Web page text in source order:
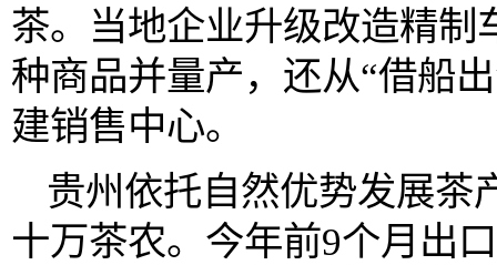
茶。当地企业升级改造精制
种商品并量产，还从“借船
建销售中心。
贵州依托自然优势发展茶
十万茶农。今年前9个月出